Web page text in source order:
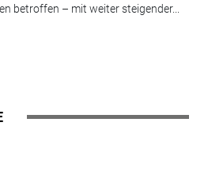
betroffen – mit weiter steigender...